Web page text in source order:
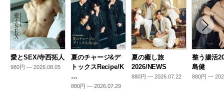
愛とSEX/寺西拓人
980円 — 2026.08.05
夏のチャージ&デ
トックスRecipe/K
…
880円 — 2026.07.29
夏の癒し旅
2026/NEWS
880円 — 2026.07.22
整う腸活
島健
880円 —